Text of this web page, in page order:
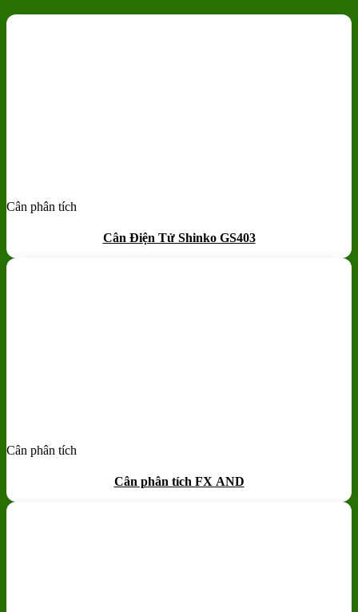
Add to wishlist
Cân phân tích
Cân Điện Tử Shinko GS403
Add to wishlist
Cân phân tích
Cân phân tích FX AND